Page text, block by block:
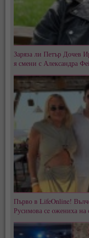
Заряза ли Петър Дочев
я смени с Александра
Първо в LifeOnline!
Русимова сe oжениха